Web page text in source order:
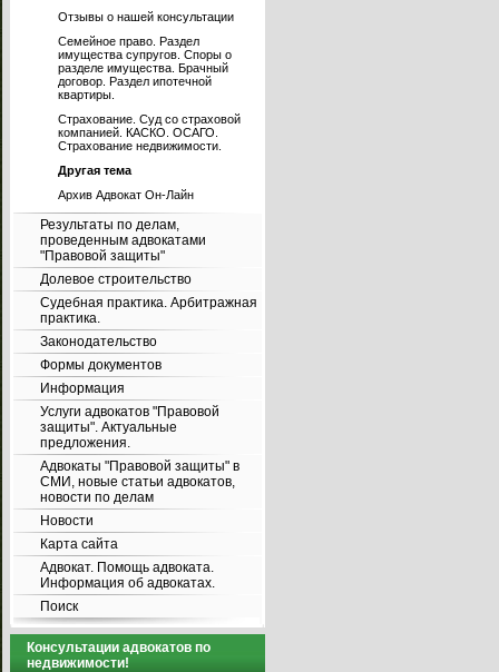
Отзывы о нашей консультации
Семейное право. Раздел
имущества супругов. Споры о
разделе имущества. Брачный
договор. Раздел ипотечной
квартиры.
Страхование. Суд со страховой
компанией. КАСКО. ОСАГО.
Страхование недвижимости.
Другая тема
Архив Адвокат Он-Лайн
Результаты по делам,
проведенным адвокатами
"Правовой защиты"
Долевое строительство
Судебная практика. Арбитражная
практика.
Законодательство
Формы документов
Информация
Услуги адвокатов "Правовой
защиты". Актуальные
предложения.
Адвокаты "Правовой защиты" в
СМИ, новые статьи адвокатов,
новости по делам
Новости
Карта сайта
Адвокат. Помощь адвоката.
Информация об адвокатах.
Поиск
Консультации адвокатов по
недвижимости!